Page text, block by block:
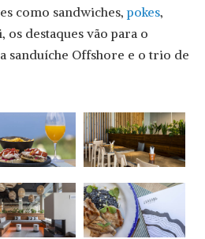
como sandwiches,pokes,
os destaques vão para o
sanduíche Offshore e o trio de